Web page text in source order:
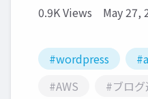
0.9K Views May 27,
#wordpress
#AWS
#ブログ